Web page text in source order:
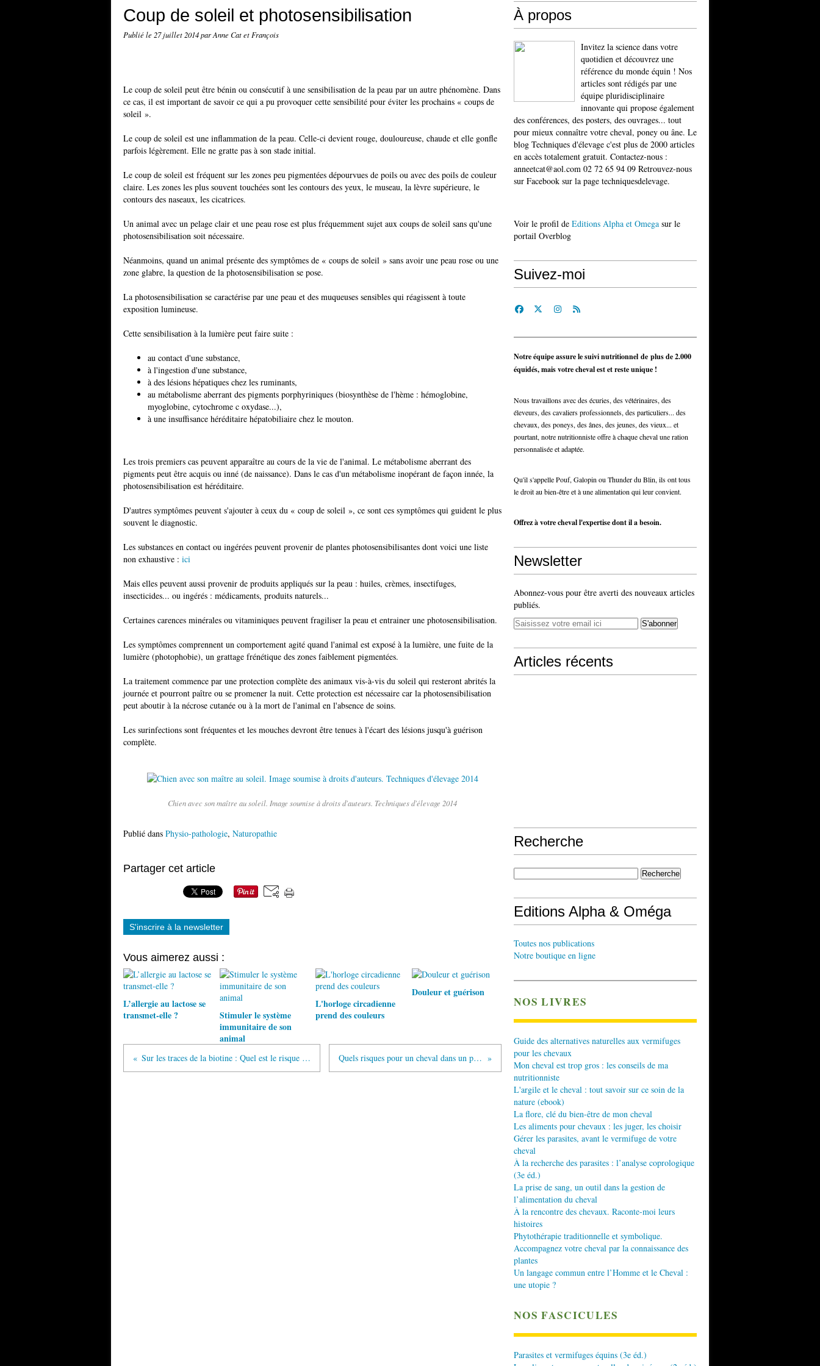
Coup de soleil et photosensibilisation
Publié le 27 juillet 2014par Anne Cat et François
Le coup de soleil peut être bénin ou consécutif à une sensibilisation de la peau par un autre phénomène. Dans
ce cas, il est important de savoir ce qui a pu provoquer cette sensibilité pour éviter les prochains « coups de
soleil ».
Le coup de soleil est une inflammation de la peau. Celle-ci devient rouge, douloureuse, chaude et elle gonfle
parfois légèrement. Elle ne gratte pas à son stade initial.
Le coup de soleil est fréquent sur les zones peu pigmentées dépourvues de poils ou avec des poils de couleur
claire. Les zones les plus souvent touchées sont les contours des yeux, le museau, la lèvre supérieure, le
contours des naseaux, les cicatrices.
Un animal avec un pelage clair et une peau rose est plus fréquemment sujet aux coups de soleil sans qu'une
photosensibilisation soit nécessaire.
Néanmoins, quand un animal présente des symptômes de « coups de soleil » sans avoir une peau rose ou une
zone glabre, la question de la photosensibilisation se pose.
La photosensibilisation se caractérise par une peau et des muqueuses sensibles qui réagissent à toute
exposition lumineuse.
Cette sensibilisation à la lumière peut faire suite :
au contact d'une substance,
à l'ingestion d'une substance,
à des lésions hépatiques chez les ruminants,
au métabolisme aberrant des pigments porphyriniques (biosynthèse de l'hème : hémoglobine,
myoglobine, cytochrome c oxydase...),
à une insuffisance héréditaire hépatobiliaire chez le mouton.
Les trois premiers cas peuvent apparaître au cours de la vie de l'animal. Le métabolisme aberrant des
pigments peut être acquis ou inné (de naissance). Dans le cas d'un métabolisme inopérant de façon innée, la
photosensibilisation est héréditaire.
D'autres symptômes peuvent s'ajouter à ceux du « coup de soleil », ce sont ces symptômes qui guident le plus
souvent le diagnostic.
Les substances en contact ou ingérées peuvent provenir de plantes photosensibilisantes dont voici une liste
non exhaustive : ici
Mais elles peuvent aussi provenir de produits appliqués sur la peau : huiles, crèmes, insectifuges,
insecticides... ou ingérés : médicaments, produits naturels...
Certaines carences minérales ou vitaminiques peuvent fragiliser la peau et entrainer une photosensibilisation.
Les symptômes comprennent un comportement agité quand l'animal est exposé à la lumière, une fuite de la
lumière (photophobie), un grattage frénétique des zones faiblement pigmentées.
La traitement commence par une protection complète des animaux vis-à-vis du soleil qui resteront abrités la
journée et pourront paître ou se promener la nuit. Cette protection est nécessaire car la photosensibilisation
peut aboutir à la nécrose cutanée ou à la mort de l'animal en l'absence de soins.
Les surinfections sont fréquentes et les mouches devront être tenues à l'écart des lésions jusqu'à guérison
complète.
Chien avec son maître au soleil. Image soumise à droits d'auteurs. Techniques d'élevage 2014
Publié dans Physio-pathologie, Naturopathie
Partager cet article
S'inscrire à la newsletter
Vous aimerez aussi :
L’allergie au lactose se
transmet-elle ?
Stimuler le système
immunitaire de son
animal
L'horloge circadienne
prend des couleurs
Douleur et guérison
Sur les traces de la biotine : Quel est le risque de carence à l'arrêt du traitement ? Quels risques pour un cheval dans un pré dont l’herbe est très haute ?
À propos
Invitez la science dans votre
quotidien et découvrez une
référence du monde équin ! Nos
articles sont rédigés par une
équipe pluridisciplinaire
innovante qui propose également
des conférences, des posters, des ouvrages... tout
pour mieux connaître votre cheval, poney ou âne. Le
blog Techniques d'élevage c'est plus de 2000 articles
en accès totalement gratuit. Contactez-nous :
anneetcat@aol.com 02 72 65 94 09 Retrouvez-nous
sur Facebook sur la page techniquesdelevage.
Voir le profil de Editions Alpha et Omega sur le
portail Overblog
Suivez-moi
Notre équipe assure le suivi nutritionnel de plus de 2.000
équidés, mais votre cheval est et reste unique !
Nous travaillons avec des écuries, des vétérinaires, des
éleveurs, des cavaliers professionnels, des particuliers... des
chevaux, des poneys, des ânes, des jeunes, des vieux... et
pourtant, notre nutritionniste offre à chaque cheval une ration
personnalisée et adaptée.
Qu'il s'appelle Pouf, Galopin ou Thunder du Blin, ils ont tous
le droit au bien-être et à une alimentation qui leur convient.
Offrez à votre cheval l'expertise dont il a besoin.
Newsletter
Abonnez-vous pour être averti des nouveaux articles
publiés.
Articles récents
Recherche
Editions Alpha & Oméga
Toutes nos publications
Notre boutique en ligne
NOS LIVRES
Guide des alternatives naturelles aux vermifuges
pour les chevaux
Mon cheval est trop gros : les conseils de ma
nutritionniste
L'argile et le cheval : tout savoir sur ce soin de la
nature (ebook)
La flore, clé du bien-être de mon cheval
Les aliments pour chevaux : les juger, les choisir
Gérer les parasites, avant le vermifuge de votre
cheval
À la recherche des parasites : l’analyse coprologique
(3e éd.)
La prise de sang, un outil dans la gestion de
l’alimentation du cheval
À la rencontre des chevaux. Raconte-moi leurs
histoires
Phytothérapie traditionnelle et symbolique.
Accompagnez votre cheval par la connaissance des
plantes
Un langage commun entre l’Homme et le Cheval :
une utopie ?
NOS FASCICULES
Parasites et vermifuges équins (3e éd.)